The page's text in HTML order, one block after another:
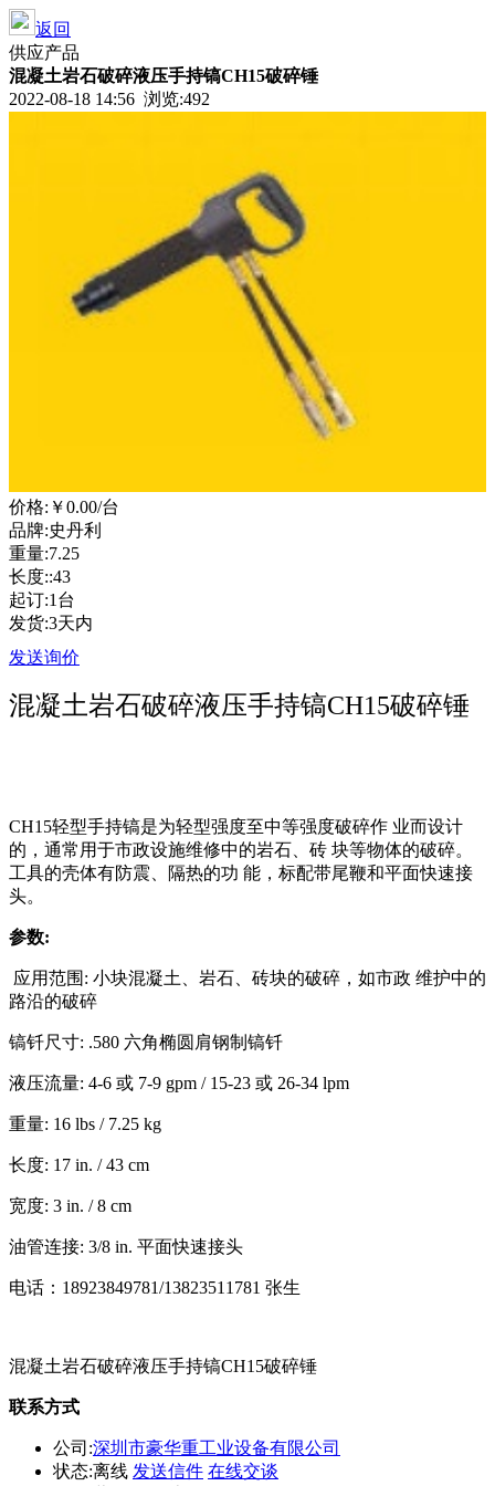
返回
供应产品
混凝土岩石破碎液压手持镐CH15破碎锤
2022-08-18 14:56 浏览:492
价格: ￥0.00/台
品牌:史丹利
重量:7.25
长度::43
起订:1台
发货:3天内
发送询价
混凝土岩石破碎液压手持镐CH15破碎锤
CH15轻型手持镐是为轻型强度至中等强度破碎作 业而设计
的，通常用于市政设施维修中的岩石、砖 块等物体的破碎。
工具的壳体有防震、隔热的功 能，标配带尾鞭和平面快速接
头。
参数:
应用范围 : 小块混凝土、岩石、砖块的破碎，如市政 维护中的
路沿的破碎
镐钎尺寸: .580 六角椭圆肩钢制镐钎
液压流量: 4-6 或 7-9 gpm / 15-23 或 26-34 lpm
重量: 16 lbs / 7.25 kg
长度: 17 in. / 43 cm
宽度: 3 in. / 8 cm
油管连接: 3/8 in. 平面快速接头
电话：18923849781/13823511781 张生
混凝土岩石破碎液压手持镐CH15破碎锤
联系方式
公司:深圳市豪华重工业设备有限公司
状态:离线 发送信件 在线交谈